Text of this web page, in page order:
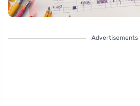
Advertisements